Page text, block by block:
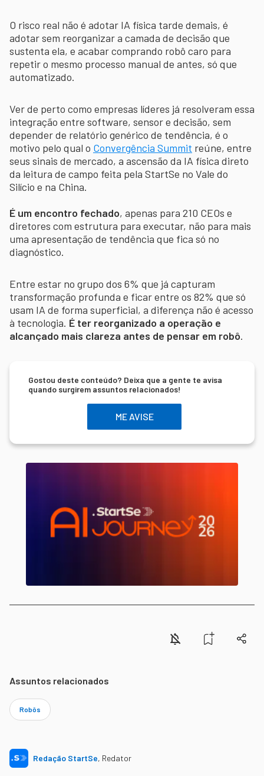
O risco real não é adotar IA física tarde demais, é
adotar sem reorganizar a camada de decisão que
sustenta ela, e acabar comprando robô caro para
repetir o mesmo processo manual de antes, só que
automatizado.
Ver de perto como empresas líderes já resolveram essa
integração entre software, sensor e decisão, sem
depender de relatório genérico de tendência, é o
motivo pelo qual o Convergência Summit reúne, entre
seus sinais de mercado, a ascensão da IA física direto
da leitura de campo feita pela StartSe no Vale do
Silício e na China.
É um encontro fechado, apenas para 210 CEOs e
diretores com estrutura para executar, não para mais
uma apresentação de tendência que fica só no
diagnóstico.
Entre estar no grupo dos 6% que já capturam
transformação profunda e ficar entre os 82% que só
usam IA de forma superficial, a diferença não é acesso
à tecnologia. É ter reorganizado a operação e
alcançado mais clareza antes de pensar em robô.
Gostou deste conteúdo? Deixa que a gente te avisa
quando surgirem assuntos relacionados!
ME AVISE
Assuntos relacionados
Robôs
Redação StartSe, Redator